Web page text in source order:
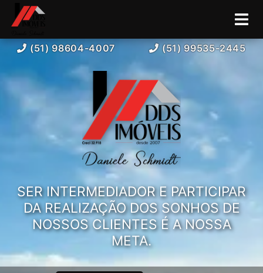
(51) 98604-4007 (51) 99535-2445
SER INTERMEDIADOR E PARTICIPAR
DA REALIZAÇÃO DOS SONHOS DE
NOSSOS CLIENTES É A NOSSA
META.